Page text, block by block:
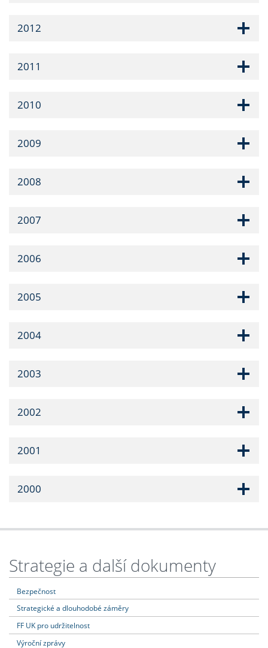
2012
2011
2010
2009
2008
2007
2006
2005
2004
2003
2002
2001
2000
Strategie a další dokumenty
Bezpečnost
Strategické a dlouhodobé záměry
FF UK pro udržitelnost
Výroční zprávy